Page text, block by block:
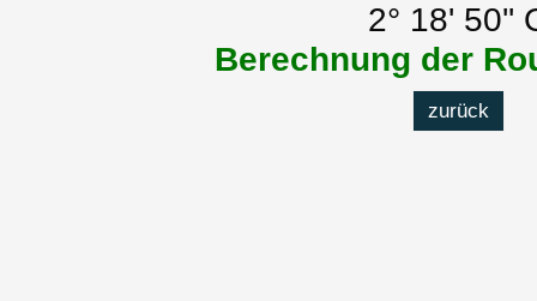
2° 18' 50''
Berechnung der